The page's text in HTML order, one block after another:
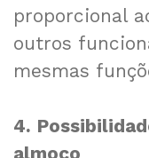
proporcional
outros
mesmas
4.
almoço